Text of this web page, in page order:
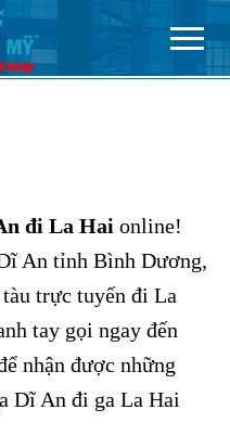
đi La Hai online!
An tỉnh Bình Dương,
trực tuyến đi La
tay gọi ngay đến
nhận được những
Dĩ An đi ga La Hai